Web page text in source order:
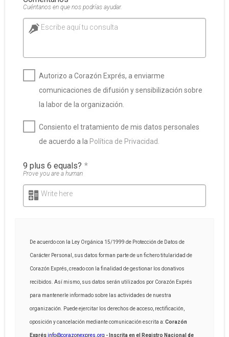
Cuéntanos en que nos podrías ayudar.
Escribe aquí tu consulta
Autorizo a Corazón Exprés, a enviarme
comunicaciones de difusión y sensibilización sobre
la labor de la organización.
Consiento el tratamiento de mis datos personales
de acuerdo a la Política de Privacidad.
9 plus 6 equals? *
Prove you are a human
Write here
De acuerdo con la Ley Orgánica 15/1999 de Protección de Datos de
Carácter Personal, sus datos forman parte de un fichero titularidad de
Corazón Exprés, creado con la finalidad de gestionar los donativos
recibidos. Así mismo, sus datos serán utilizados por Corazón Exprés
para mantenerle informado sobre las actividades de nuestra
organización. Puede ejercitar los derechos de acceso, rectificación,
oposición y cancelación mediante comunicación escrita a:Corazón
Exprésinfo@corazonexpres.org - Inscrita en el Registro Nacional de